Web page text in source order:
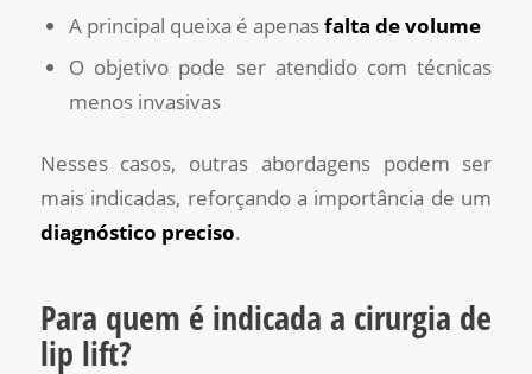
A principal queixa é apenasfalta de volume
O objetivo pode ser atendido com técnicas
menos invasivas
Nesses casos, outras abordagens podem ser
mais indicadas, reforçando a importância de um
diagnóstico preciso.
Para quem é indicada a cirurgia de
lip lift?